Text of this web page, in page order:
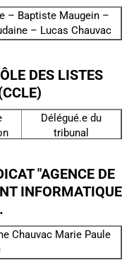
– Baptiste Maugein –
– Lucas Chauvac
DES LISTES
Délégué.e du
tribunal
Graffouiliere jean
Michel (suppléant)
(suppléante)
"AGENCE DE
INFORMATIQUE
Chauvac Marie Paule